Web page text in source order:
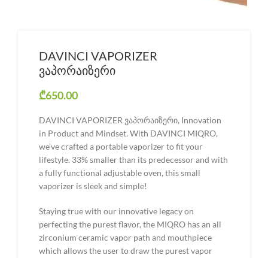
DAVINCI VAPORIZER
ვაპორაიზერი
₾650.00
DAVINCI VAPORIZER ვაპორაიზერი, Innovation
in Product and Mindset. With DAVINCI MIQRO,
we’ve crafted a portable vaporizer to fit your
lifestyle. 33% smaller than its predecessor and with
a fully functional adjustable oven, this small
vaporizer is sleek and simple!
Staying true with our innovative legacy on
perfecting the purest flavor, the MIQRO has an all
zirconium ceramic vapor path and mouthpiece
which allows the user to draw the purest vapor